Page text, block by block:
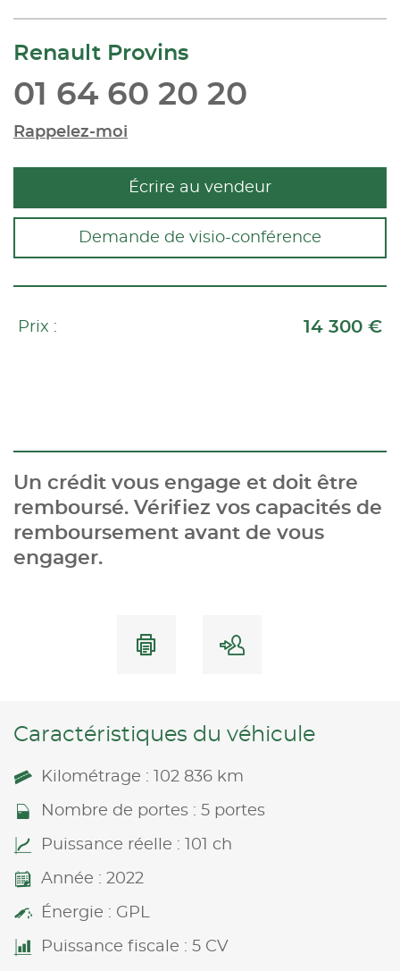
Renault Provins
01 64 60 20 20
Rappelez-moi
Écrire au vendeur
Demande de visio-conférence
Prix : 14 300 €
Un crédit vous engage et doit être
remboursé. Vérifiez vos capacités de
remboursement avant de vous
engager.
Caractéristiques du véhicule
Kilométrage : 102 836 km
Nombre de portes : 5 portes
Puissance réelle : 101 ch
Année : 2022
Énergie : GPL
Puissance fiscale : 5 CV